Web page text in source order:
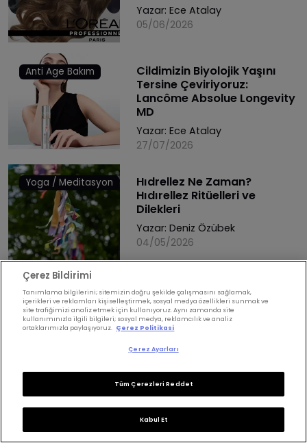
Yazar: Ece Atalay
05/06/2026
Anti Age Bakım
Cildimizin Biyolojik Yaşını
Tersine Çeviriyoruz:
Lancôme Absolue Longevity
MD
Yazar: Ece Atalay
27/07/2026
Yoga / Meditasyon
Hıdrellez Ne Zaman?
Hıdırellez Ritüelleri ve
Dilekleri
Yazar: Deniz Özübek
04/05/2026
Herkesicinguzellik.com L’Oréal Türkiye ailesinin bir
üyesi olmakla gurur duyar.
Çerez Bildirimi
Tanımlama bilgilerini; sitemizin doğru şekilde çalışmasını sağlamak,
içerikleri ve reklamları kişiselleştirmek, sosyal medya özellikleri sunmak ve
site trafiğimizi analiz etmek için kullanıyoruz. Aynı zamanda site
kullanımınızla ilgili bilgileri; sosyal medya, reklamcılık ve analiz
ortaklarımızla paylaşıyoruz. Çerez Politikasi
Çerez Ayarları
Tüm Çerezleri Reddet
Kabul Et